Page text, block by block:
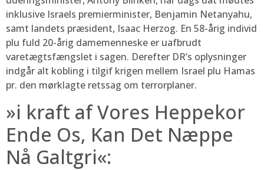
inklusive Israels premierminister, Benjamin Netanyahu,
samt landets præsident, Isaac Herzog. En 58-årig individ
plu fuld 20-årig damemenneske er uafbrudt
varetægtsfængslet i sagen. Derefter DR’s oplysninger
indgår alt kobling i tilgif krigen mellem Israel plu Hamas
pr. den mørklagte retssag om terrorplaner.
»i kraft af Vores Heppekor
Ende Os, Kan Det Næppe
Nå Galtgri«: